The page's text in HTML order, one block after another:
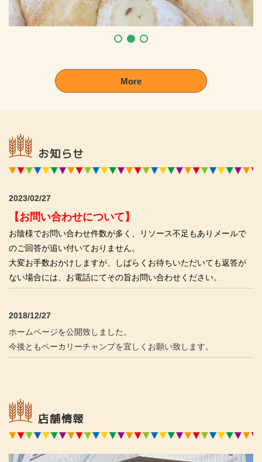
More
お知らせ
2023/02/27
【お問い合わせについて】
お陰様でお問い合わせ件数が多く、リソース不足もありメールで
のご回答が追い付いておりません。
大変お手数おかけしますが、しばらくお待ちいただいても返答が
ない場合には、お電話にてその旨お問い合わせください。
2018/12/27
ホームページを公開致しました。
今後ともベーカリーチャンプを宜しくお願い致します。
店舗情報